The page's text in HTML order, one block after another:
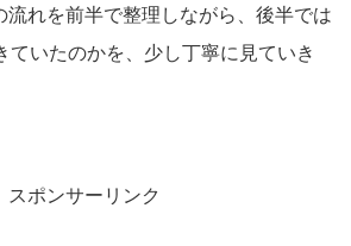
流れを前半で整理しながら、後半では
ていたのかを、少し丁寧に見ていき
スポンサーリンク